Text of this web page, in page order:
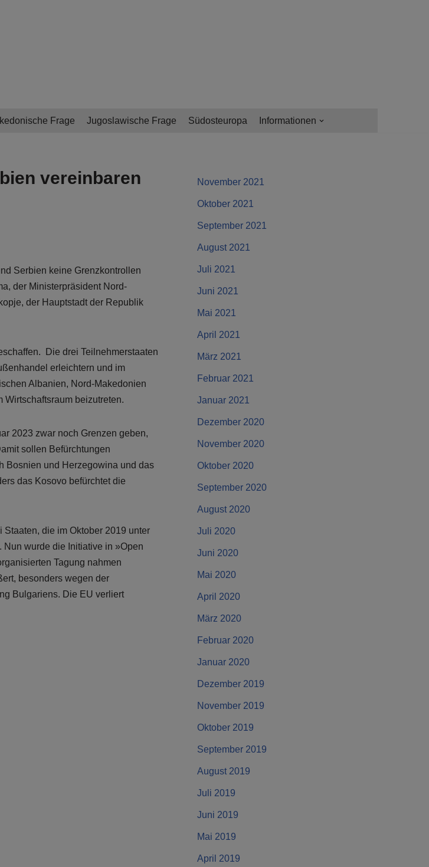
Frage Jugoslawische Frage Südosteuropa Informationen
vereinbaren
Serbien keine Grenzkontrollen
der Ministerpräsident Nord-
der Hauptstadt der Republik
Die drei Teilnehmerstaaten
erleichtern und im
Albanien, Nord-Makedonien
beizutreten.
2023 zwar noch Grenzen geben,
sollen Befürchtungen
Bosnien und Herzegowina und das
das Kosovo befürchtet die
die im Oktober 2019 unter
wurde die Initiative in »Open
Tagung nahmen
besonders wegen der
Bulgariens. Die EU verliert
November 2021
Oktober 2021
September 2021
August 2021
Juli 2021
Juni 2021
Mai 2021
April 2021
März 2021
Februar 2021
Januar 2021
Dezember 2020
November 2020
Oktober 2020
September 2020
August 2020
Juli 2020
Juni 2020
Mai 2020
April 2020
März 2020
Februar 2020
Januar 2020
Dezember 2019
November 2019
Oktober 2019
September 2019
August 2019
Juli 2019
Juni 2019
Mai 2019
April 2019